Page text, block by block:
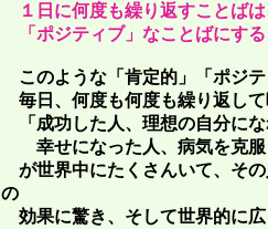
１日に何度も繰り返すことば
「ポジティブ」なことばにす
このような「肯定的」「ポジ
毎日、何度も何度も繰り返し
「成功した人、理想の自分に
幸せになった人、病気を克服
が世界中にたくさんいて、そ
の
効果に驚き、そして世界的に